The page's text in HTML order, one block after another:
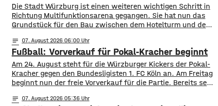
Die Stadt Würzburg ist einen weiteren wichtigen Schritt in
Richtung Multifunktionsarena gegangen. Sie hat nun das
Grundstück für den Bau zwischen dem Hotelturm und den
bei Instagram mitgeteilt hat, ist der Vertrag
unterschrieben. In Anlehnung an den berühmten Satz nach
der ersten Mondlandung sagt Heilig, es sei für ihn
notes 07. August 2026 06:00
Fußball: Vorverkauf für Pokal-Kracher beginnt
Am 24. August steht für die Würzburger Kickers der Pokal-
Kracher gegen den Bundesligisten 1. FC Köln an. Am Freitag
beginnt nun der freie Vorverkauf für die Partie. Bereits seit
Freitagmittag 12 Uhr, können aber alle ihre Karten kaufen.
notes 07. August 2026 05:36